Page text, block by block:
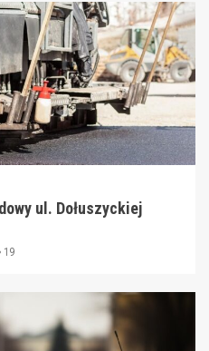
ul. Dołuszyckiej
19